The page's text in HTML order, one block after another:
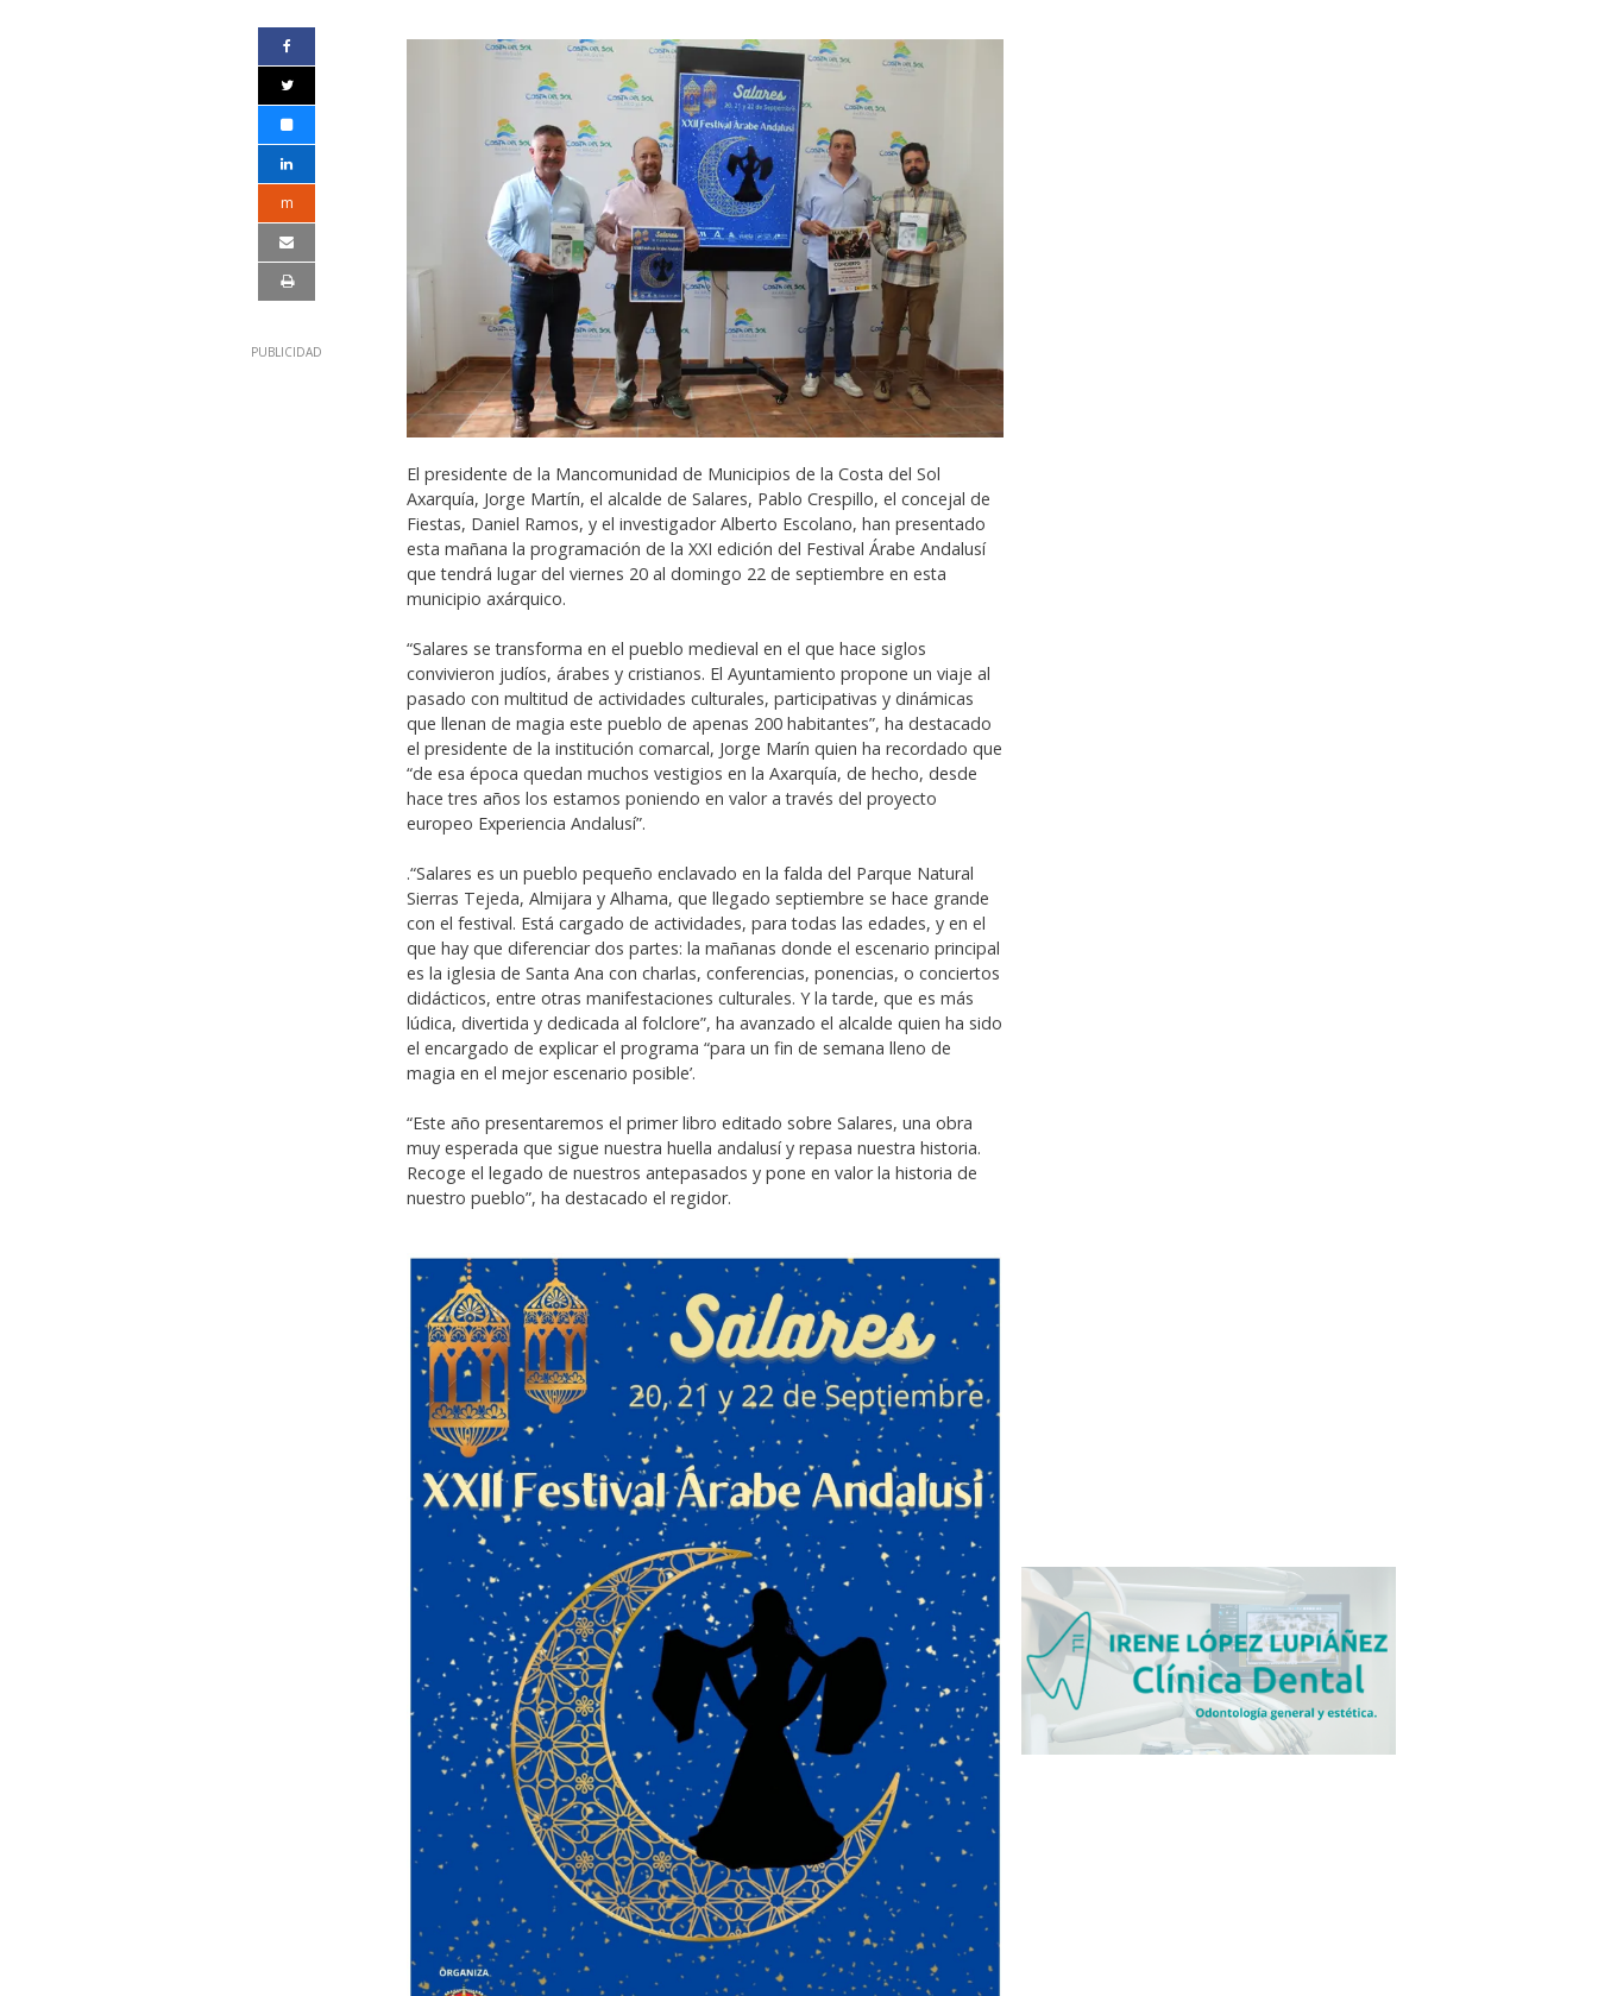
m
El presidente de la Mancomunidad de Municipios de la Costa del Sol
Axarquía, Jorge Martín, el alcalde de Salares, Pablo Crespillo, el concejal de
Fiestas, Daniel Ramos, y el investigador Alberto Escolano, han presentado
esta mañana la programación de la XXI edición del Festival Árabe Andalusí
que tendrá lugar del viernes 20 al domingo 22 de septiembre en esta
municipio axárquico.
“Salares se transforma en el pueblo medieval en el que hace siglos
convivieron judíos, árabes y cristianos. El Ayuntamiento propone un viaje al
pasado con multitud de actividades culturales, participativas y dinámicas
que llenan de magia este pueblo de apenas 200 habitantes”, ha destacado
el presidente de la institución comarcal, Jorge Marín quien ha recordado que
“de esa época quedan muchos vestigios en la Axarquía, de hecho, desde
hace tres años los estamos poniendo en valor a través del proyecto
europeo Experiencia Andalusí”.
.“Salares es un pueblo pequeño enclavado en la falda del Parque Natural
Sierras Tejeda, Almijara y Alhama, que llegado septiembre se hace grande
con el festival. Está cargado de actividades, para todas las edades, y en el
que hay que diferenciar dos partes: la mañanas donde el escenario principal
es la iglesia de Santa Ana con charlas, conferencias, ponencias, o conciertos
didácticos, entre otras manifestaciones culturales. Y la tarde, que es más
lúdica, divertida y dedicada al folclore”, ha avanzado el alcalde quien ha sido
el encargado de explicar el programa “para un fin de semana lleno de
magia en el mejor escenario posible’.
“Este año presentaremos el primer libro editado sobre Salares, una obra
muy esperada que sigue nuestra huella andalusí y repasa nuestra historia.
Recoge el legado de nuestros antepasados y pone en valor la historia de
nuestro pueblo”, ha destacado el regidor.